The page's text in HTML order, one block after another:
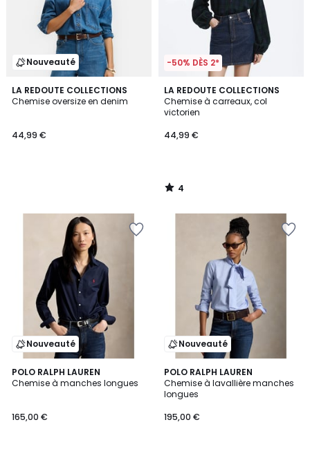
Nouveauté
LA REDOUTE COLLECTIONS
Chemise oversize en denim
44,99 €
-50% DÈS 2*
LA REDOUTE COLLECTIONS
Chemise à carreaux, col
victorien
44,99 €
4
/
5
4
/
Nouveauté
POLO RALPH LAUREN
Chemise à manches longues
165,00 €
Nouveauté
POLO RALPH LAUREN
Chemise à lavallière manches
longues
195,00 €